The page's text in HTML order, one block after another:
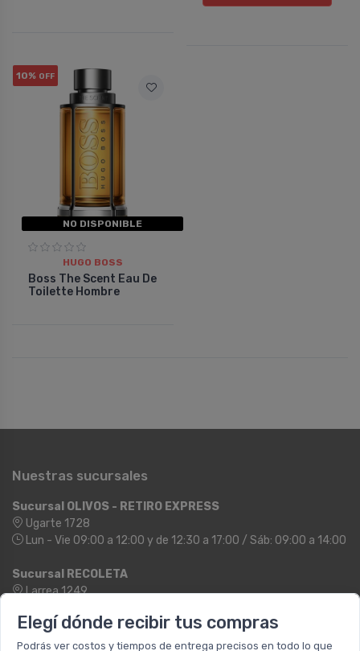
Elegí dónde recibir tus compras
Podrás ver costos y tiempos de entrega precisos en todo lo que
10% OFF
NO DISPONIBLE
HUGO BOSS
Boss The Scent Eau De
Toilette Hombre
Nuestras sucursales
Sucursal OLIVOS - RETIRO EXPRESS
Ugarte 1728
Lun - Vie 09:00 a 12:00 y de 12:30 a 17:00 / Sáb: 09:00 a 14:00
Sucursal RECOLETA
Larrea 1249